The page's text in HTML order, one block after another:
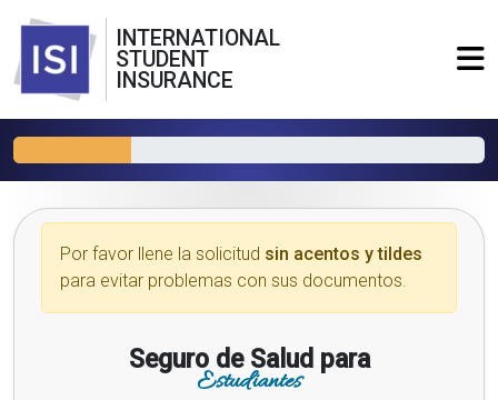
INTERNATIONAL
STUDENT
INSURANCE
Por favor llene la solicitud sin acentos y tildes
para evitar problemas con sus documentos.
Seguro de Salud para
Estudiantes